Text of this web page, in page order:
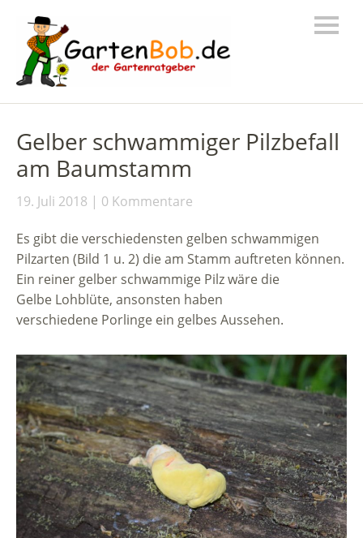
Gelber schwammiger Pilzbefall
am Baumstamm
19. Juli 2018 0 Kommentare
Es gibt die verschiedensten gelben schwammigen
Pilzarten (Bild 1 u. 2) die am Stamm auftreten können.
Ein reiner gelber schwammige Pilz wäre die
Gelbe Lohblüte, ansonsten haben
verschiedene Porlinge ein gelbes Aussehen.